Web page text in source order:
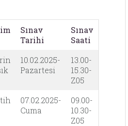
Sınav
Tarihi
Sınav
Saati
10.02.2025-
Pazartesi
13.00-
15.30-
Z05
07.02.2025-
Cuma
09.00-
10.30-
Z05